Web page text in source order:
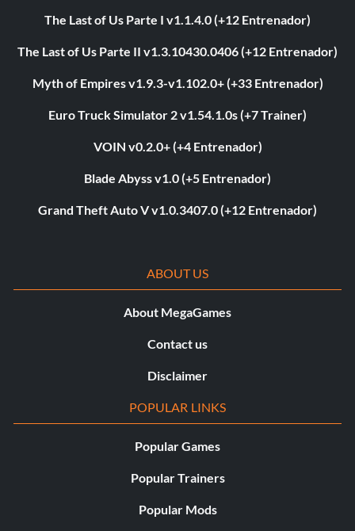
The Last of Us Parte I v1.1.4.0 (+12 Entrenador)
The Last of Us Parte II v1.3.10430.0406 (+12 Entrenador)
Myth of Empires v1.9.3-v1.102.0+ (+33 Entrenador)
Euro Truck Simulator 2 v1.54.1.0s (+7 Trainer)
VOIN v0.2.0+ (+4 Entrenador)
Blade Abyss v1.0 (+5 Entrenador)
Grand Theft Auto V v1.0.3407.0 (+12 Entrenador)
ABOUT US
About MegaGames
Contact us
Disclaimer
POPULAR LINKS
Popular Games
Popular Trainers
Popular Mods